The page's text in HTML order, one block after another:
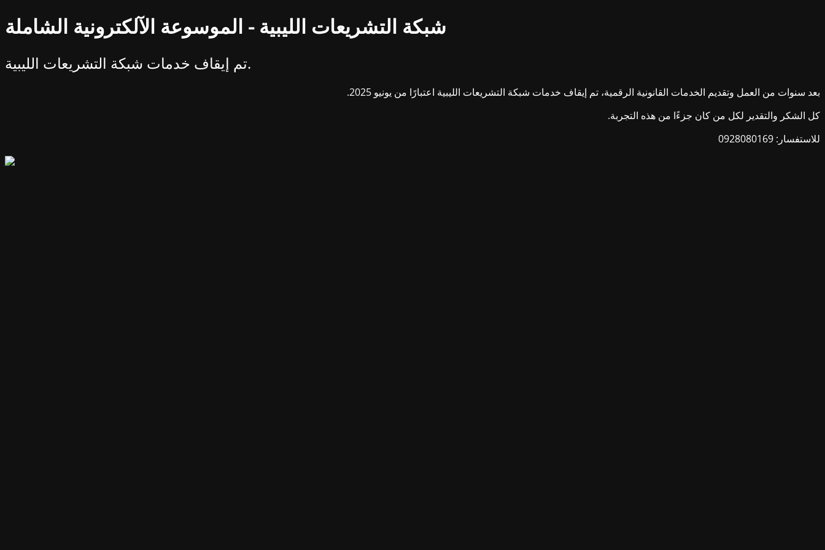
شبكة التشريعات الليبية - الموسوعة الآلكترونية الشاملة
تم إيقاف خدمات شبكة التشريعات الليبية.
بعد سنوات من العمل وتقديم الخدمات القانونية الرقمية، تم إيقاف خدمات شبكة التشريعات الليبية اعتبارًا من يونيو 2025.
كل الشكر والتقدير لكل من كان جزءًا من هذه التجربة.
للاستفسار: 0928080169